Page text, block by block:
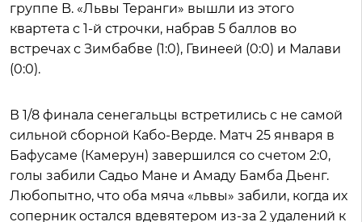
группе B. «Львы Теранги» вышли из этого
квартета с 1-й строчки, набрав 5 баллов во
встречах с Зимбабве (1:0), Гвинеей (0:0) и Малави
(0:0).
В 1/8 финала сенегальцы встретились с не самой
сильной сборной Кабо-Верде. Матч 25 января в
Бафусаме (Камерун) завершился со счетом 2:0,
голы забили Садьо Мане и Амаду Бамба Дьенг.
Любопытно, что оба мяча «львы» забили, когда их
соперник остался вдевятером из-за 2 удалений к